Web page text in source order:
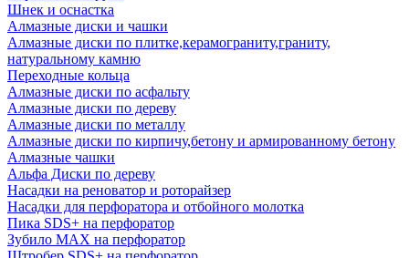
Шнек и оснастка
Алмазные диски и чашки
Алмазные диски по плитке,керамограниту,граниту,
натуральному камню
Переходные кольца
Алмазные диски по асфальту
Алмазные диски по дереву
Алмазные диски по металлу
Алмазные диски по кирпичу,бетону и армированному бетону
Алмазные чашки
Альфа Диски по дереву
Насадки на реноватор и роторайзер
Насадки для перфоратора и отбойного молотка
Пика SDS+ на перфоратор
Зубило MAX на перфоратор